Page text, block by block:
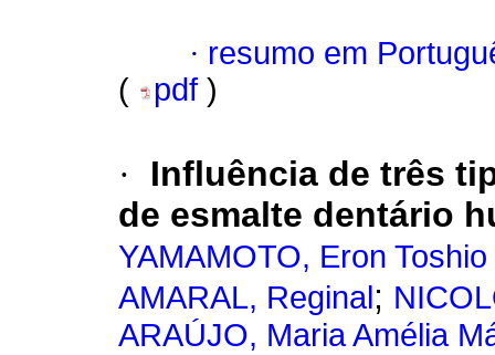
· resumo em
(
pdf )
·
Influência de três
de esmalte dentário
YAMAMOTO, Eron
AMARAL, Reginal ;
ARAÚJO, Maria Amélia